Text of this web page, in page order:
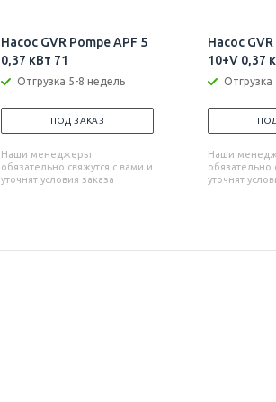
Насос GVR Pompe APF 5
0,37 кВт 71
Отгрузка 5-8 недель
ПОД ЗАКАЗ
Наши менеджеры
обязательно свяжутся с вами и
уточнят условия заказа
Насос
10+V 0,37
Наши
обязательно
уточнят